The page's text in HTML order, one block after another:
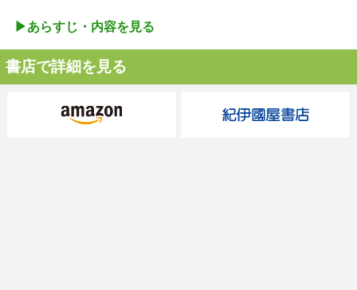
▶︎あらすじ・内容を見る
書店で詳細を見る